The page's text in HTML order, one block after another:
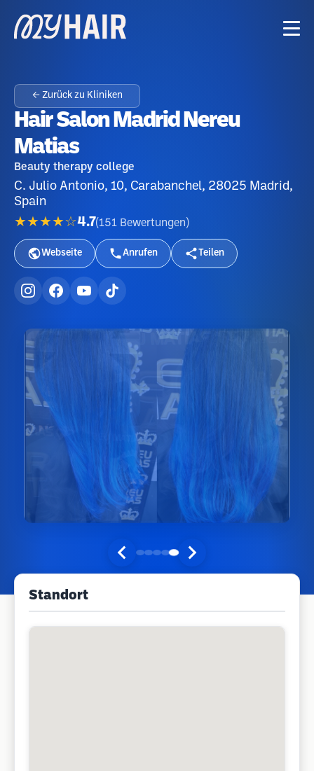
← Zurück zu Kliniken
Hair Salon Madrid Nereu
Matias
Beauty therapy college
C. Julio Antonio, 10, Carabanchel, 28025 Madrid,
Spain
★★★★☆4.7(151 Bewertungen )
Webseite Anrufen Teilen
Standort